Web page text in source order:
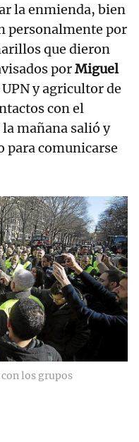
la enmienda, bien
personalmente por
que dieron
porMiguel
y agricultor de
con el
mañana salió y
para comunicarse
los grupos